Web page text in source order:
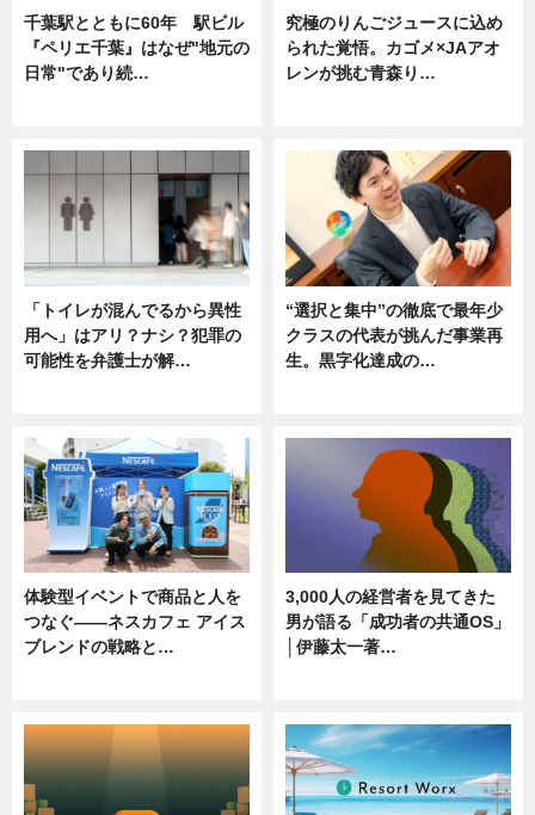
千葉駅とともに60年 駅ビル
『ペリエ千葉』はなぜ"地元の
日常"であり続…
究極のりんごジュースに込め
られた覚悟。カゴメ×JAアオ
レンが挑む青森り…
「トイレが混んでるから異性
用へ」はアリ？ナシ？犯罪の
可能性を弁護士が解…
“選択と集中”の徹底で最年少
クラスの代表が挑んだ事業再
生。黒字化達成の…
体験型イベントで商品と人を
つなぐ――ネスカフェ アイス
ブレンドの戦略と…
3,000人の経営者を見てきた
男が語る「成功者の共通OS」
│伊藤太一著…